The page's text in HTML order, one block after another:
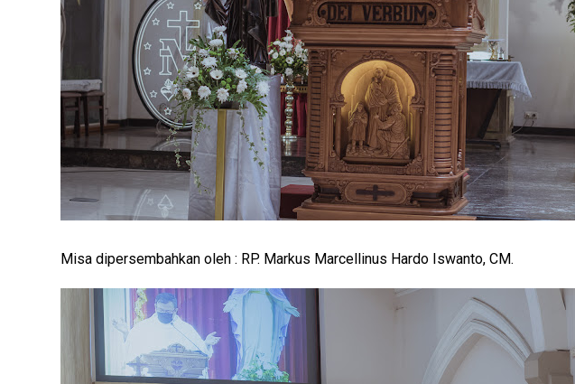
Misa dipersembahkan oleh : RP. Markus Marcellinus Hardo Iswanto, CM.